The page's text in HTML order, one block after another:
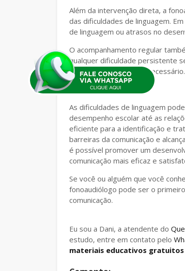
Além da intervenção direta, a
das dificuldades de linguagem.
de linguagem ou atrasos no
O acompanhamento regular
qualquer dificuldade persistente
terapêuticas conforme necessário.
Conclusão
As dificuldades de linguagem
desempenho escolar até as
eficiente para a identificação e
barreiras da comunicação e
é possível promover um
comunicação mais eficaz e
Se você ou alguém que você
fonoaudiólogo pode ser o
comunicação.
Eu sou a Dani, a atendente do
estudo, entre em contato pelo
materiais educativos gratuitos